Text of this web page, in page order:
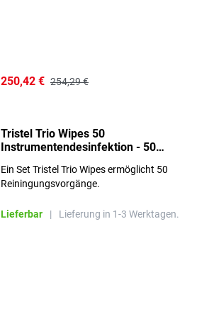
250,42 € 254,29 €
Tristel Trio Wipes 50
Instrumentendesinfektion - 50
Ein Set Tristel Trio Wipes ermöglicht 50
Reiningungsvorgänge.
Lieferbar | Lieferung in 1-3 Werktagen.